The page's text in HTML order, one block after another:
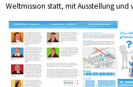
Weltmission statt, mit Ausstellung und